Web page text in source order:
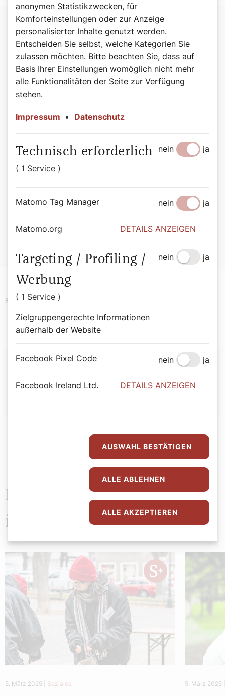
©David Kassl
Programmhöhepunkte zu Ostern auf radio
klassik Stephansdom
Palmsonntag:
Musica Sacra, 13. April 2025, 19:00
Uhr: Lukas-Passion von Krzystof Penderecki.
Orchester symphonique de Montreal, Kent Nagano
Karfreitag:18. April 2025, 9:05 Uhr: Matthäus-
Passion von J. S. Bach. Ensemble Pygmalion,
Raphaël Pichon
Ostersonntag:
Musica Sacra, 20. April 2025,
19:00 Uhr: Halleluja-Kantate von Antonio Rosetti.
Schlagwörter
Autor:
Redaktion
Das könnte Sie auch
interessieren
5. März 2025 Soziales 5. März 2025
anonymen Statistikzwecken, für
Komforteinstellungen oder zur Anzeige
personalisierter Inhalte genutzt werden.
Entscheiden Sie selbst, welche Kategorien Sie
zulassen möchten. Bitte beachten Sie, dass auf
Basis Ihrer Einstellungen womöglich nicht mehr
alle Funktionalitäten der Seite zur Verfügung
stehen.
Impressum • Datenschutz
Technisch erforderlich
( 1 Service )
nein ja
Matomo Tag Manager nein ja
Matomo.org DETAILS ANZEIGEN
Targeting / Profiling /
Werbung
( 1 Service )
Zielgruppengerechte Informationen
außerhalb der Website
nein ja
Facebook Pixel Code nein ja
Facebook Ireland Ltd. DETAILS ANZEIGEN
AUSWAHL BESTÄTIGEN
ALLE ABLEHNEN
ALLE AKZEPTIEREN